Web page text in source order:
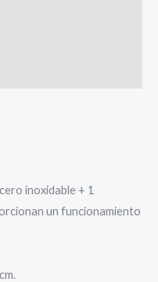
inoxidable + 1
un funcionamiento